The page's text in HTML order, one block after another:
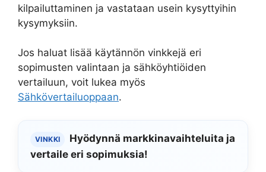
kilpailuttaminen ja vastataan usein kysyttyihin
kysymyksiin.
Jos haluat lisää käytännön vinkkejä eri
sopimusten valintaan ja sähköyhtiöiden
vertailuun, voit lukea myös
Sähkövertailuoppaan.
VINKKI
Hyödynnä markkinavaihteluita ja
vertaile eri sopimuksia!